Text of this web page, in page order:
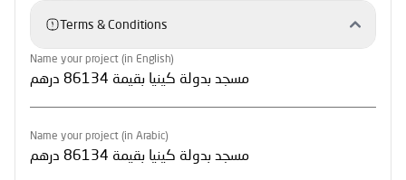
Terms & Conditions
Name your project (in English)
Name your project (in Arabic)